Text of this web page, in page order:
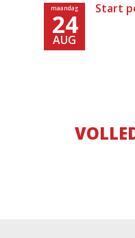
maandag
24
AUG
Start